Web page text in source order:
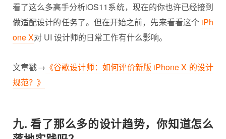
看了这么多高手分析iOS11系统，现在的你也许已经接到
做适配设计的任务了。但在开始之前，先来看看这个 iPh
one X对 UI 设计师的日常工作有什么影响。
文章戳→ 《谷歌设计师：如何评价新版 iPhone X 的设计
规范？》
九. 看了那么多的设计趋势，你知道怎么